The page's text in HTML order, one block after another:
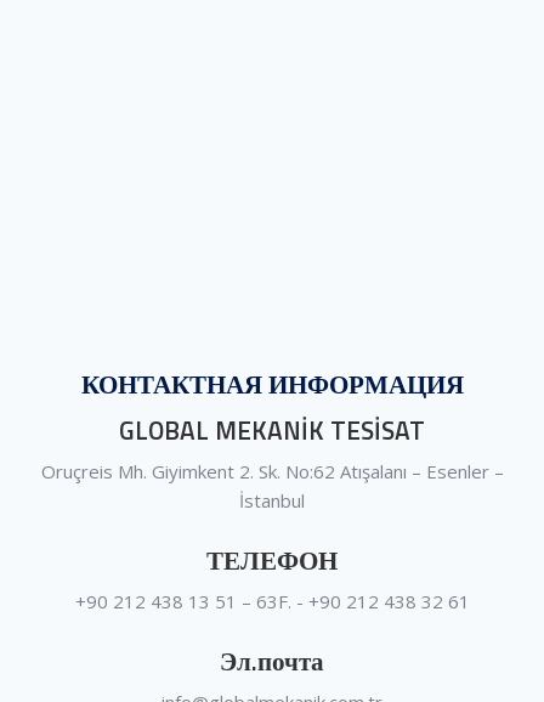
КОНТАКТНАЯ ИНФОРМАЦИЯ
GLOBAL MEKANİK TESİSAT
Oruçreis Mh. Giyimkent 2. Sk. No:62 Atışalanı – Esenler –
İstanbul
ТЕЛЕФОН
+90 212 438 13 51 – 63F. - +90 212 438 32 61
Эл.почта